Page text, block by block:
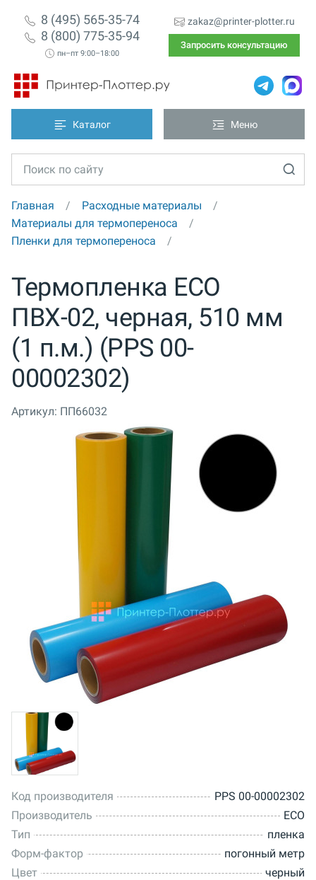
8 (495) 565-35-74
8 (800) 775-35-94
пн–пт 9:00–18:00
zakaz@printer-plotter.ru
Запросить консультацию
Каталог Меню
Главная
Расходные материалы
Материалы для термопереноса
Пленки для термопереноса
Термопленка ECO
ПВХ-02, черная, 510 мм
(1 п.м.) (PPS 00-
00002302)
Артикул: ПП66032
Код производителя
PPS 00-00002302
Производитель
ECO
Тип
пленка
Форм-фактор
погонный метр
Цвет
черный